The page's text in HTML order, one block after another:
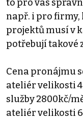
to pro vás
např. i pro firmy,
projektů musí v
potřebují takové
Cena pronájmu
ateliér velikosti
služby 2800kč/
ateliér velikosti